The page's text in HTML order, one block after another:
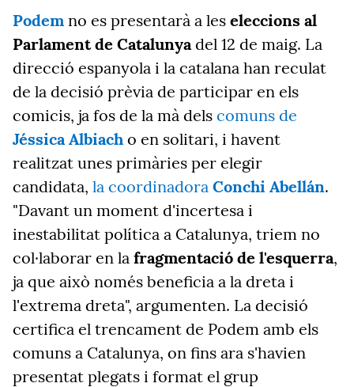
Podem no es presentarà a les eleccions al
Parlament de Catalunyadel 12 de maig. La
direcció espanyola i la catalana han reculat
de la decisió prèvia de participar en els
comicis, ja fos de la mà dels comuns de
Jéssica Albiach o en solitari, i havent
realitzat unes primàries per elegir
candidata, la coordinadora Conchi Abellán.
"Davant un moment d'incertesa i
inestabilitat política a Catalunya, triem no
col·laborar en la fragmentació de l'esquerra,
ja que això només beneficia a la dreta i
l'extrema dreta", argumenten. La decisió
certifica el trencament de Podem amb els
comuns a Catalunya, on fins ara s'havien
presentat plegats i format el grup